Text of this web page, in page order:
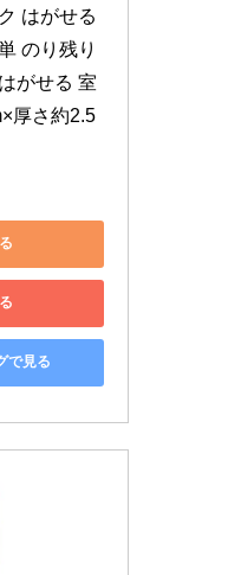
はがせる
のり残り
がせる 室
厚さ約2.5
で見る